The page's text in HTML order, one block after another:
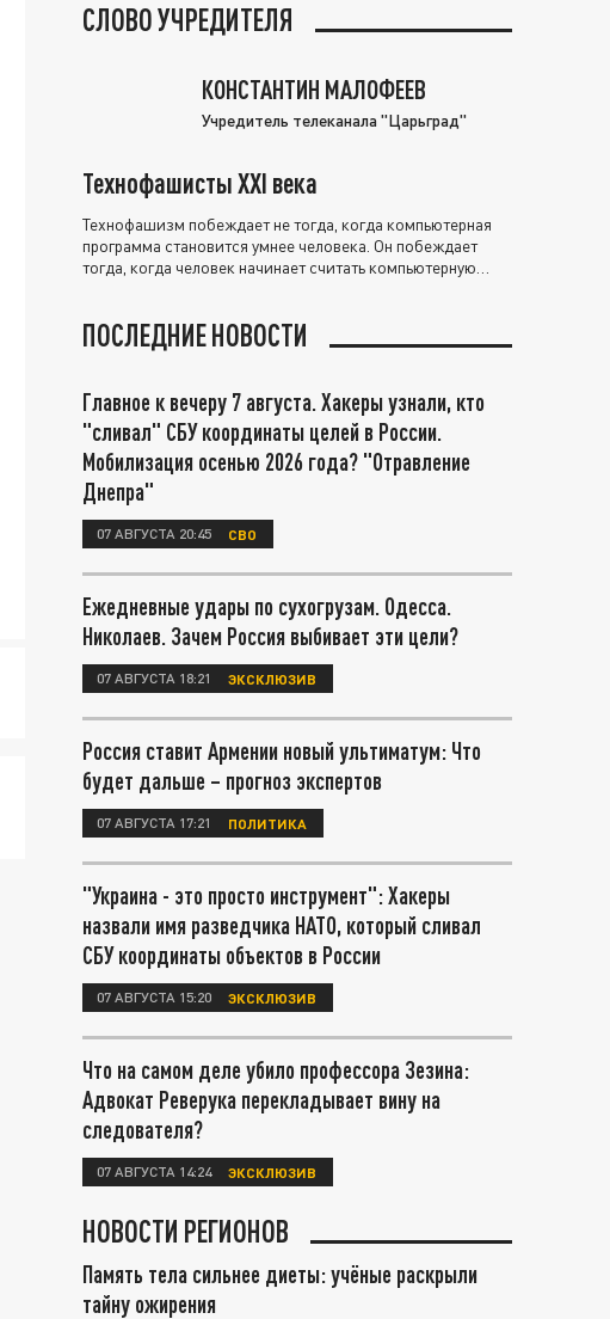
СЛОВО УЧРЕДИТЕЛЯ
КОНСТАНТИН МАЛОФЕЕВ
Учредитель телеканала "Царьград"
Технофашисты XXI века
Технофашизм побеждает не тогда, когда компьютерная
программа становится умнее человека. Он побеждает
тогда, когда человек начинает считать компьютерную
ПОСЛЕДНИЕ НОВОСТИ
Главное к вечеру 7 августа. Хакеры узнали, кто
"сливал" СБУ координаты целей в России.
Мобилизация осенью 2026 года? "Отравление
Днепра"
07 АВГУСТА 20:45 СВО
Ежедневные удары по сухогрузам. Одесса.
Николаев. Зачем Россия выбивает эти цели?
07 АВГУСТА 18:21 ЭКСКЛЮЗИВ
Россия ставит Армении новый ультиматум: Что
будет дальше – прогноз экспертов
07 АВГУСТА 17:21 ПОЛИТИКА
"Украина - это просто инструмент": Хакеры
назвали имя разведчика НАТО, который сливал
СБУ координаты объектов в России
07 АВГУСТА 15:20 ЭКСКЛЮЗИВ
Что на самом деле убило профессора Зезина:
Адвокат Реверука перекладывает вину на
следователя?
07 АВГУСТА 14:24 ЭКСКЛЮЗИВ
НОВОСТИ РЕГИОНОВ
Память тела сильнее диеты: учёные раскрыли
тайну ожирения